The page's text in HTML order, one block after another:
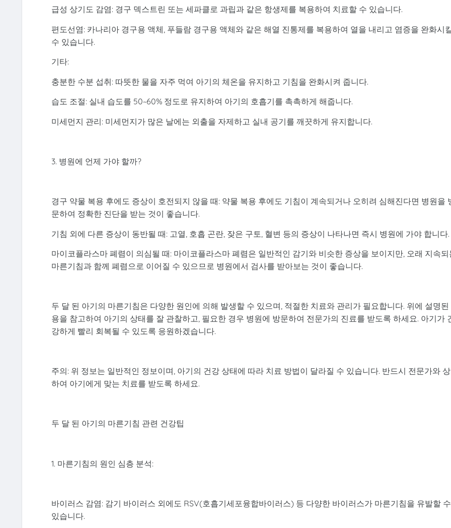
급성 상기도 감염: 경구 덱스트린 또는 세파클로 과립과 같은 항생제를 복용하여 치료할 수 있습니다.
편도선염: 카나리아 경구용 액체, 푸들람 경구용 액체와 같은 해열 진통제를 복용하여 열을 내리고 염증을 완화시
수 있습니다.
기타:
충분한 수분 섭취: 따뜻한 물을 자주 먹여 아기의 체온을 유지하고 기침을 완화시켜 줍니다.
습도 조절: 실내 습도를 50~60% 정도로 유지하여 아기의 호흡기를 촉촉하게 해줍니다.
미세먼지 관리: 미세먼지가 많은 날에는 외출을 자제하고 실내 공기를 깨끗하게 유지합니다.
3. 병원에 언제 가야 할까?
경구 약물 복용 후에도 증상이 호전되지 않을 때: 약물 복용 후에도 기침이 계속되거나 오히려 심해진다면 병원을
문하여 정확한 진단을 받는 것이 좋습니다.
기침 외에 다른 증상이 동반될 때: 고열, 호흡 곤란, 잦은 구토, 혈변 등의 증상이 나타나면 즉시 병원에 가야 합니다.
마이코플라스마 폐렴이 의심될 때: 마이코플라스마 폐렴은 일반적인 감기와 비슷한 증상을 보이지만, 오래 지속되
마른기침과 함께 폐렴으로 이어질 수 있으므로 병원에서 검사를 받아보는 것이 좋습니다.
두 달 된 아기의 마른기침은 다양한 원인에 의해 발생할 수 있으며, 적절한 치료와 관리가 필요합니다. 위에 설명된
용을 참고하여 아기의 상태를 잘 관찰하고, 필요한 경우 병원에 방문하여 전문가의 진료를 받도록 하세요. 아기가
강하게 빨리 회복될 수 있도록 응원하겠습니다.
주의: 위 정보는 일반적인 정보이며, 아기의 건강 상태에 따라 치료 방법이 달라질 수 있습니다. 반드시 전문가와
하여 아기에게 맞는 치료를 받도록 하세요.
두 달 된 아기의 마른기침 관련 건강팁
1. 마른기침의 원인 심층 분석:
바이러스 감염: 감기 바이러스 외에도 RSV(호흡기세포융합바이러스) 등 다양한 바이러스가 마른기침을 유발할 수
있습니다.